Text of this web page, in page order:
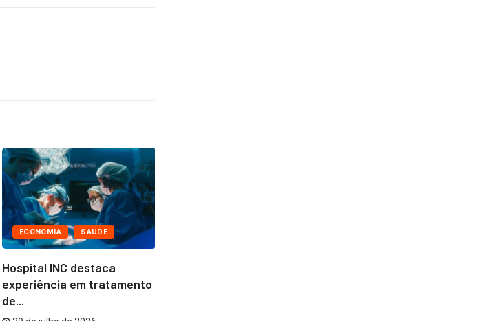
ECONOMIA SAÚDE
Hospital INC destaca
experiência em tratamento
de...